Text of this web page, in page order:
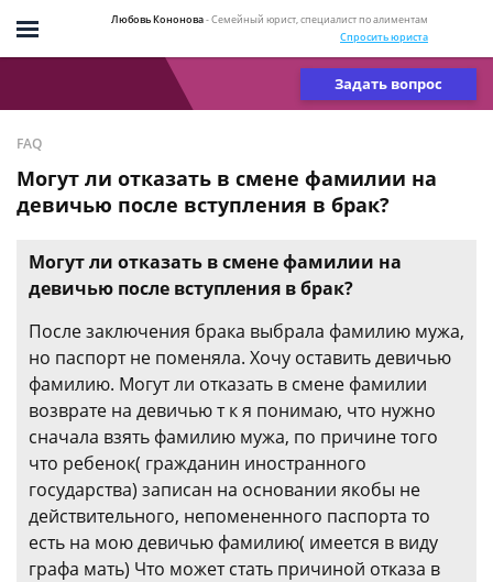
Любовь Кононова- Семейный юрист, специалист по алиментам
Спросить юриста
Задать вопрос
FAQ
Могут ли отказать в смене фамилии на
девичью после вступления в брак?
Могут ли отказать в смене фамилии на
девичью после вступления в брак?
После заключения брака выбрала фамилию мужа,
но паспорт не поменяла. Хочу оставить девичью
фамилию. Могут ли отказать в смене фамилии
возврате на девичью т к я понимаю, что нужно
сначала взять фамилию мужа, по причине того
что ребенок( гражданин иностранного
государства) записан на основании якобы не
действительного, непомененного паспорта то
есть на мою девичью фамилию( имеется в виду
графа мать) Что может стать причиной отказа в